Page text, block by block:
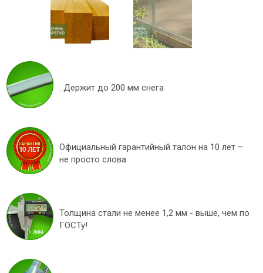
. Держит до 200 мм снега
Официальный гарантийный талон на 10 лет –
не просто слова
Толщина стали не менее 1,2 мм - выше, чем по
ГОСТу!